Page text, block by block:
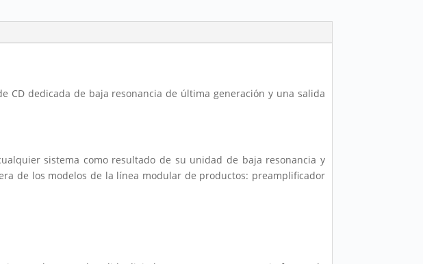
CD dedicada de baja resonancia de última generación y una salida
sistema como resultado de su unidad de baja resonancia y
de los modelos de la línea modular de productos: preamplificador